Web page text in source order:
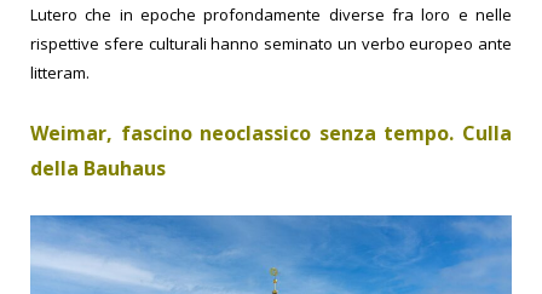
Lutero che in epoche profondamente diverse fra loro e nelle
rispettive sfere culturali hanno seminato un verbo europeo ante
litteram.
Weimar, fascino neoclassico senza tempo. Culla
della Bauhaus